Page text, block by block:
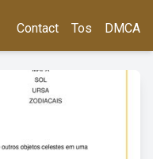
Contact Tos DMCA